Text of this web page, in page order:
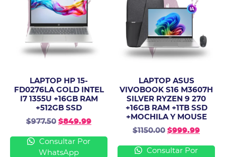
LAPTOP HP 15-
FD0276LA GOLD INTEL
I7 1355U +16GB RAM
+512GB SSD
$977.50 $849.99
Consultar Por
WhatsApp
LAPTOP ASUS
VIVOBOOK S16 M3607H
SILVER RYZEN 9 270
+16GB RAM +1TB SSD
+MOCHILA Y MOUSE
$1150.00 $999.99
Consultar Por